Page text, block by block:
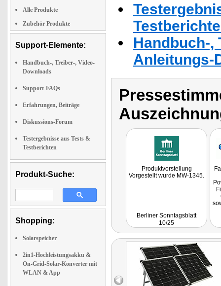
Alle Produkte
Zubehör Produkte
Support-Elemente:
Handbuch-, Treiber-, Video-
Downloads
Support-FAQs
Erfahrungen, Beiträge
Diskussions-Forum
Testergebnisse aus Tests &
Testberichten
Produkt-Suche:
Shopping:
Solarspeicher
2in1-Hochleistungsakku &
On-Grid-Solar-Konverter mit
WLAN & App
Handbuch-,
Anleitungs-
Produktvorstellung
Vorgestellt wurde MW-1345.
Berliner Sonntagsblatt
10/25